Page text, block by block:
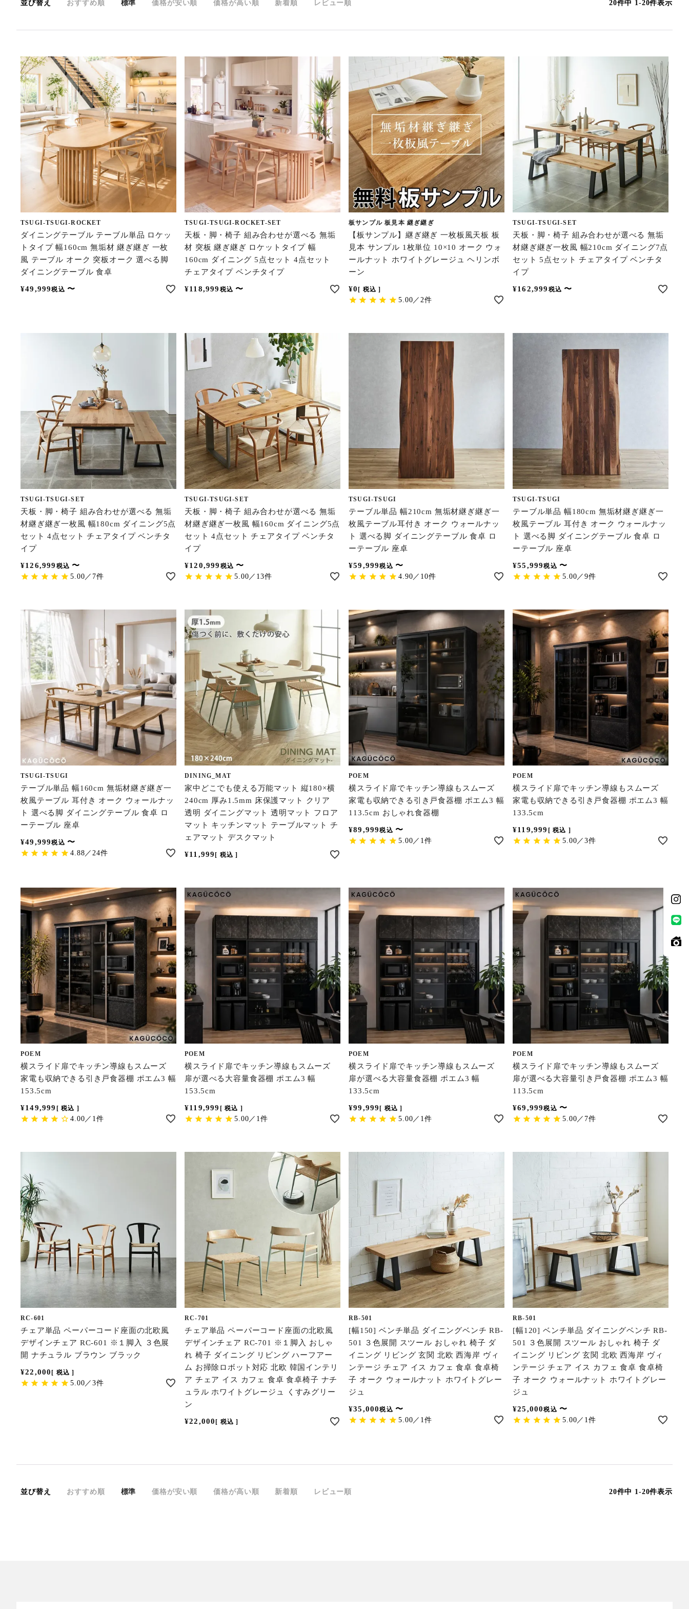
並び替え おすすめ順 標準 価格が安い順 価格が高い順 新着順 レビュー順 20件中 1-20件表示
TSUGI-TSUGI-ROCKET
ダイニングテーブル テーブル単品 ロケッ
トタイプ 幅160cm 無垢材 継ぎ継ぎ 一枚
風 テーブル オーク 突板オーク 選べる脚
ダイニングテーブル 食卓
¥49,999税込 〜
TSUGI-TSUGI-ROCKET-SET
天板・脚・椅子 組み合わせが選べる 無垢
材 突板 継ぎ継ぎ ロケットタイプ 幅
160cm ダイニング 5点セット 4点セット
チェアタイプ ベンチタイプ
¥118,999 税込 〜
板サンプル 板見本 継ぎ継ぎ
【板サンプル】継ぎ継ぎ 一枚板風天板 板
見本 サンプル 1枚単位 10×10 オーク ウォ
ールナット ホワイトグレージュ ヘリンボ
ーン
¥0 税込
5.00／2件
TSUGI-TSUGI-SET
天板・脚・椅子 組み合わせが選べる 無垢
材継ぎ継ぎ一枚風 幅210cm ダイニング7点
セット 5点セット チェアタイプ ベンチタ
イプ
¥162,999 税込 〜
TSUGI-TSUGI-SET
天板・脚・椅子 組み合わせが選べる 無垢
材継ぎ継ぎ一枚風 幅180cm ダイニング5点
セット 4点セット チェアタイプ ベンチタ
イプ
¥126,999 税込 〜
5.00／7件
TSUGI-TSUGI-SET
天板・脚・椅子 組み合わせが選べる 無垢
材継ぎ継ぎ一枚風 幅160cm ダイニング5点
セット 4点セット チェアタイプ ベンチタ
イプ
¥120,999 税込 〜
5.00／13件
TSUGI-TSUGI
テーブル単品 幅210cm 無垢材継ぎ継ぎ一
枚風テーブル耳付き オーク ウォールナッ
ト 選べる脚 ダイニングテーブル 食卓 ロ
ーテーブル 座卓
¥59,999税込 〜
4.90／10件
TSUGI-TSUGI
テーブル単品 幅180cm 無垢材継ぎ継ぎ一
枚風テーブル 耳付き オーク ウォールナッ
ト 選べる脚 ダイニングテーブル 食卓 ロ
ーテーブル 座卓
¥55,999税込 〜
5.00／9件
TSUGI-TSUGI
テーブル単品 幅160cm 無垢材継ぎ継ぎ一
枚風テーブル 耳付き オーク ウォールナッ
ト 選べる脚 ダイニングテーブル 食卓 ロ
ーテーブル 座卓
¥49,999税込 〜
4.88／24件
DINING_MAT
家中どこでも使える万能マット 縦180×横
240cm 厚み1.5mm 床保護マット クリア
透明 ダイニングマット 透明マット フロア
マット キッチンマット テーブルマット チ
ェアマット デスクマット
¥11,999 税込
POEM
横スライド扉でキッチン導線もスムーズ
家電も収納できる引き戸食器棚 ポエム3 幅
113.5cm おしゃれ食器棚
¥89,999税込 〜
5.00／1件
POEM
横スライド扉でキッチン導線もスムーズ
家電も収納できる引き戸食器棚 ポエム3 幅
133.5cm
¥119,999 税込
5.00／3件
POEM
横スライド扉でキッチン導線もスムーズ
家電も収納できる引き戸食器棚 ポエム3 幅
153.5cm
¥149,999 税込
4.00／1件
POEM
横スライド扉でキッチン導線もスムーズ
扉が選べる大容量食器棚 ポエム3 幅
153.5cm
¥119,999 税込
5.00／1件
POEM
横スライド扉でキッチン導線もスムーズ
扉が選べる大容量食器棚 ポエム3 幅
133.5cm
¥99,999 税込
5.00／1件
POEM
横スライド扉でキッチン導線もスムーズ
扉が選べる大容量引き戸食器棚 ポエム3 幅
113.5cm
¥69,999税込 〜
5.00／7件
RC-601
チェア単品 ペーパーコード座面の北欧風
デザインチェア RC-601 ※１脚入 ３色展
開 ナチュラル ブラウン ブラック
¥22,000 税込
5.00／3件
RC-701
チェア単品 ペーパーコード座面の北欧風
デザインチェア RC-701 ※１脚入 おしゃ
れ 椅子 ダイニング リビング ハーフアー
ム お掃除ロボット対応 北欧 韓国インテリ
ア チェア イス カフェ 食卓 食卓椅子 ナチ
ュラル ホワイトグレージュ くすみグリー
ン
¥22,000 税込
RB-501
[幅150] ベンチ単品 ダイニングベンチ RB-
501 ３色展開 スツール おしゃれ 椅子 ダ
イニング リビング 玄関 北欧 西海岸 ヴィ
ンテージ チェア イス カフェ 食卓 食卓椅
子 オーク ウォールナット ホワイトグレー
ジュ
¥35,000税込 〜
5.00／1件
RB-501
[幅120] ベンチ単品 ダイニングベンチ RB-
501 ３色展開 スツール おしゃれ 椅子 ダ
イニング リビング 玄関 北欧 西海岸 ヴィ
ンテージ チェア イス カフェ 食卓 食卓椅
子 オーク ウォールナット ホワイトグレー
ジュ
¥25,000税込 〜
5.00／1件
並び替え おすすめ順 標準 価格が安い順 価格が高い順 新着順 レビュー順 20件中 1-20件表示